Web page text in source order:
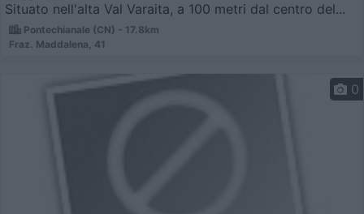
Situato nell'alta Val Varaita, a 100 metri dal centro del...
Pontechianale (CN) - 17.8km
Fraz. Maddalena, 41
0